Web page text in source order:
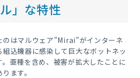
」な特性
はマルウェア”Mirai”がインターネ
込機器に感染して巨大なボットネッ
。亜種を含め、被害が拡大したことに
ます。